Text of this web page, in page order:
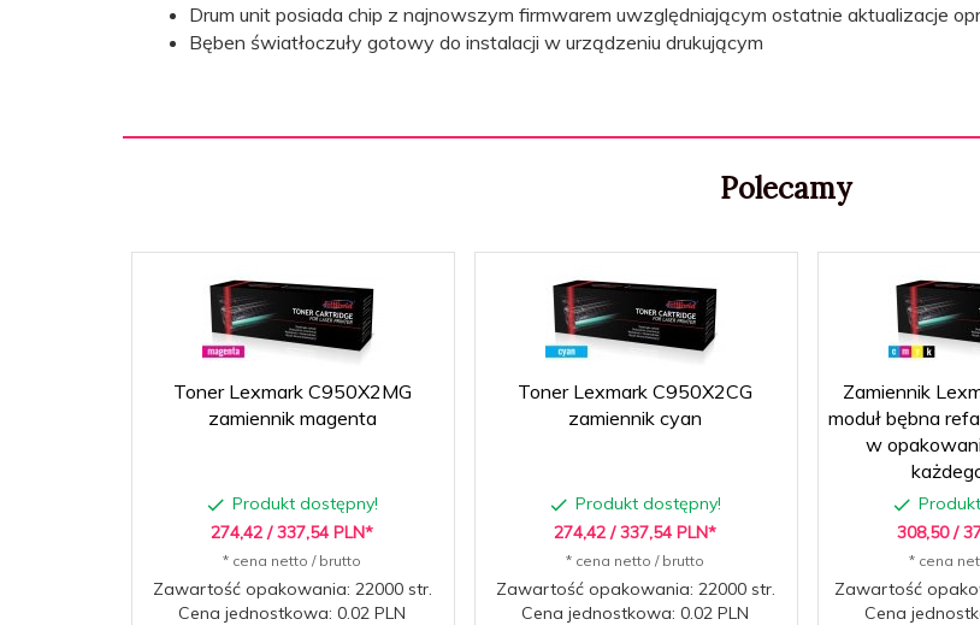
Drum unit posiada chip z najnowszym firmwarem uwzględniającym ostatnie aktualizacje
Bęben światłoczuły gotowy do instalacji w urządzeniu drukującym
Wydajność: 115000
Polecamy
Toner Lexmark C950X2MG
zamiennik magenta
Produkt dostępny!
274,42 / 337,54 PLN*
* cena netto / brutto
Zawartość opakowania: 22000 str.
Cena jednostkowa: 0.02 PLN
Toner Lexmark C950X2CG
zamiennik cyan
Produkt dostępny!
274,42 / 337,54 PLN*
* cena netto / brutto
Zawartość opakowania: 22000 str.
Cena jednostkowa: 0.02 PLN
Zamiennik
moduł bębna
w
308,50 /
* cena
Zawartość
Cena